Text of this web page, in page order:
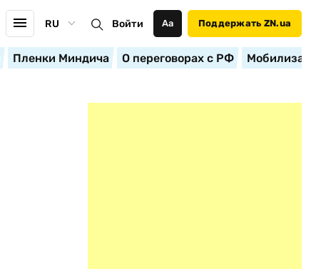
RU Войти Аа Поддержать ZN.ua
Пленки Миндича О переговорах с РФ